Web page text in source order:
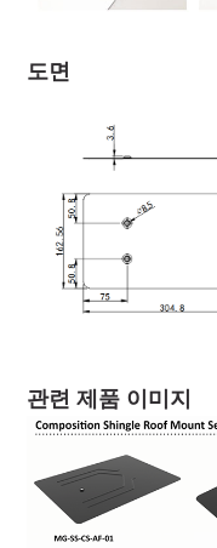
도면
관련 제품 이미지